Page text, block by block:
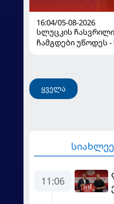
16:04/05-08-2026
სლუცკის
ჩამგდები უწოდეს -
ყველა
11:06